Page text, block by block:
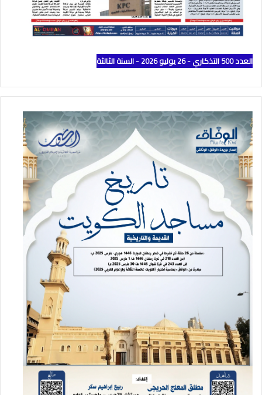
العدد 500 التذكاري - 26 يوليو 2026 - السنة الثالثة